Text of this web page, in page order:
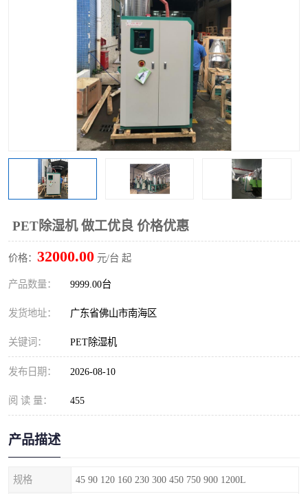
PET除湿机 做工优良 价格优惠
价格： 32000.00 元/台 起
产品数量： 9999.00台
发货地址： 广东省佛山市南海区
关键词： PET除湿机
发布日期： 2026-08-10
阅 读 量： 455
产品描述
规格 45 90 120 160 230 300 450 750 900 1200L